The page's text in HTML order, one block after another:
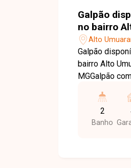
Galpão
no bairro
Alto
Galpão
bairro Alto
MGGalpão
localização
aeroporto.
2
Banho